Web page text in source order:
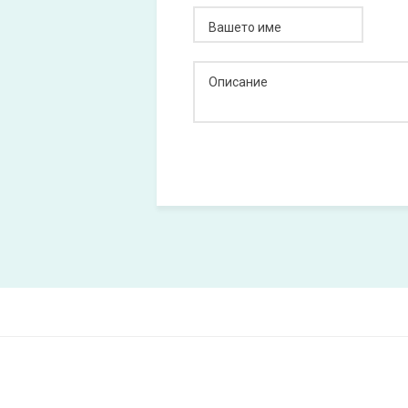
Вашето име
Описание